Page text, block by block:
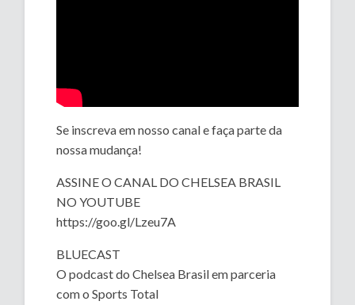
Se inscreva em nosso canal e faça parte da
nossa mudança!
ASSINE O CANAL DO CHELSEA BRASIL
NO YOUTUBE
https://goo.gl/Lzeu7A
BLUECAST
O podcast do Chelsea Brasil em parceria
com o Sports Total